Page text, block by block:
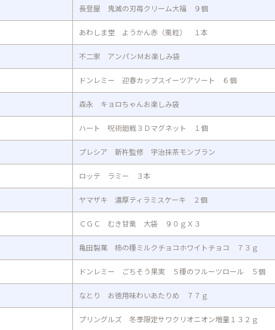
長登屋 鬼滅の刃苺クリーム大福 ９個
あわしま堂 ようかん赤（栗粒） １本
不二家 アンパンＭお楽しみ袋
ドンレミー 迎春カップスイーツアソート ６個
森永 キョロちゃんお楽しみ袋
ハート 呪術廻戦３Ｄマグネット １個
プレシア 新杵監修 宇治抹茶モンブラン
ロッテ ラミー ３本
ヤマザキ 濃厚ティラミスケーキ ２個
ＣＧＣ むき甘栗 大袋 ９０ｇＸ３
亀田製菓 柿の種ミルクチョコホワイトチョコ ７３ｇ
ドンレミー ごちそう果実 ５種のフルーツロール ５個
なとり お徳用味わいあたりめ ７７ｇ
プリングルズ 冬季限定サワクリオニオン増量１３２ｇ